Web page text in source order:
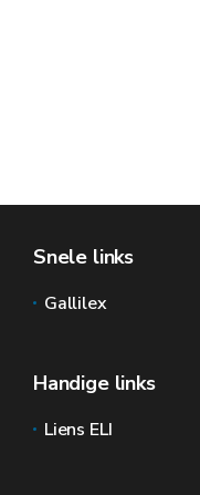
Snele links
Gallilex
Handige links
Liens ELI